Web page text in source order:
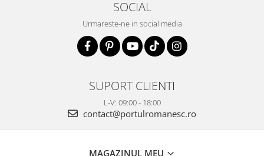
SOCIAL
Urmareste-ne in social media
SUPORT CLIENTI
L-V: 09:00 - 18:00
contact@portulromanesc.ro
MAGAZINUL MEU